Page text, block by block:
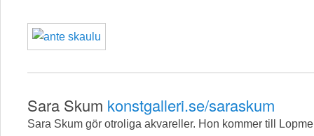
Sara Skum konstgalleri.se/saraskum
Sara Skum gör otroliga akvareller. Hon kommer till